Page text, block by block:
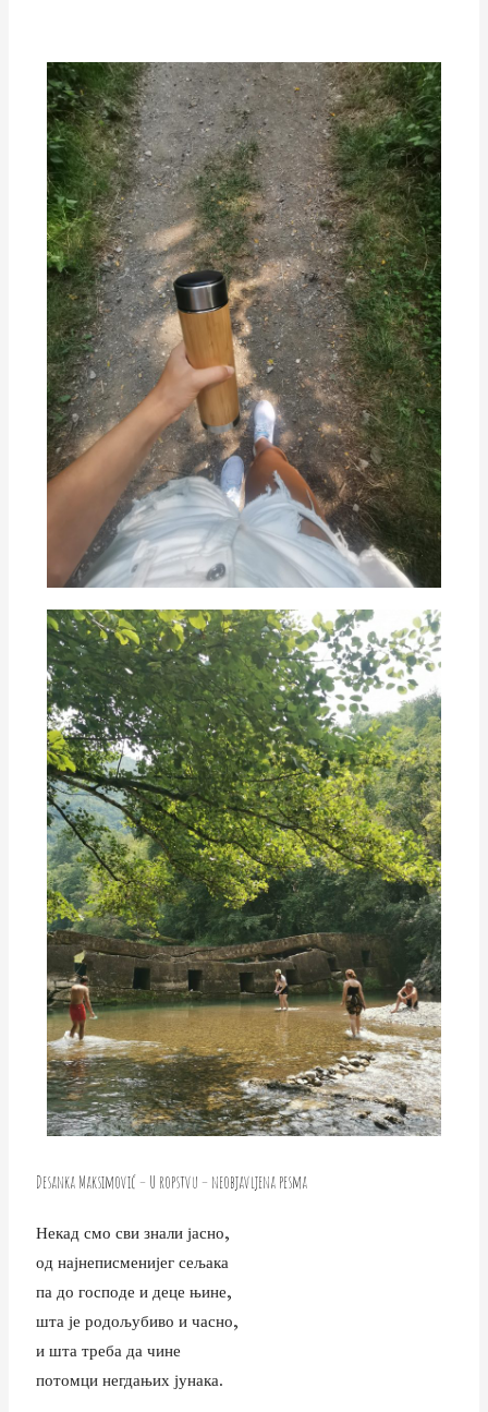
Desanka Maksimović – U ropstvu – neobjavljena pesma
Некад смо сви знали јасно,
од најнеписменијег сељака
па до господе и деце њине,
шта је родољубиво и часно,
и шта треба да чине
потомци негдањих јунака.